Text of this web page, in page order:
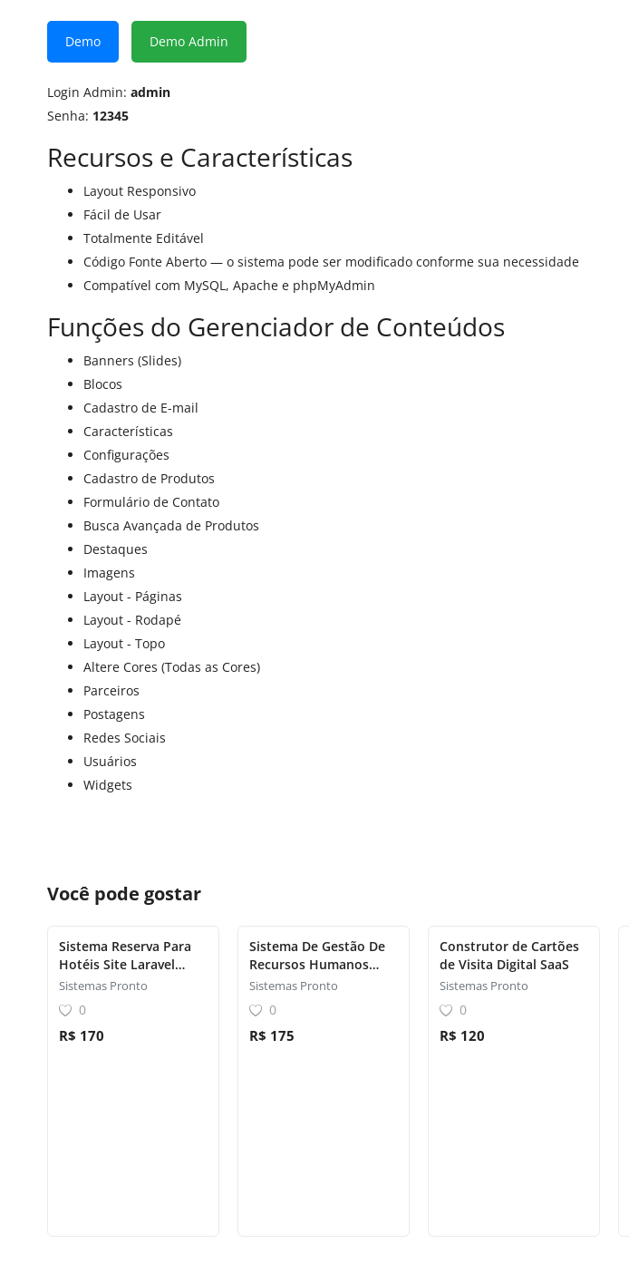
Demo Demo Admin
Login Admin: admin
Senha: 12345
Recursos e Características
Layout Responsivo
Fácil de Usar
Totalmente Editável
Código Fonte Aberto — o sistema pode ser modificado conforme sua necessidade
Compatível com MySQL, Apache e phpMyAdmin
Funções do Gerenciador de Conteúdos
Banners (Slides)
Blocos
Cadastro de E-mail
Características
Configurações
Cadastro de Produtos
Formulário de Contato
Busca Avançada de Produtos
Destaques
Imagens
Layout - Páginas
Layout - Rodapé
Layout - Topo
Altere Cores (Todas as Cores)
Parceiros
Postagens
Redes Sociais
Usuários
Widgets
Você pode gostar
Sistema Reserva Para
Hotéis Site Laravel
(saas)
Sistemas Pronto
0
R$ 170
Sistema De Gestão De
Recursos Humanos
Sistema De Rh
Sistemas Pronto
0
R$ 175
Construtor de Cartões
de Visita Digital SaaS
Sistemas Pronto
0
R$ 120